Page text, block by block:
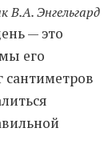
В.А. Энгельгард
— это
его
сантиметров